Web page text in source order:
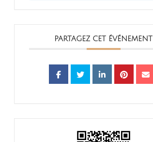
PARTAGEZ CET ÉVÉNEMENT